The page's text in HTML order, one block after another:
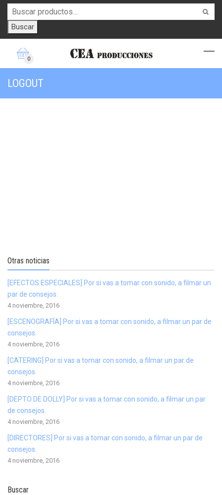
Buscar
0
LOGOUT
Otras noticias
[EFECTOS ESPECIALES] Por si vas a tomar con sonido, a filmar un
par de consejos.
4 noviembre, 2016
[ESCENOGRAFÍA] Por si vas a tomar con sonido, a filmar un par de
consejos.
4 noviembre, 2016
[CATERING] Por si vas a tomar con sonido, a filmar un par de
consejos.
4 noviembre, 2016
[DEPTO DE DOLLY] Por si vas a tomar con sonido, a filmar un par
de consejos.
4 noviembre, 2016
[DIRECTORES] Por si vas a tomar con sonido, a filmar un par de
consejos.
4 noviembre, 2016
Buscar